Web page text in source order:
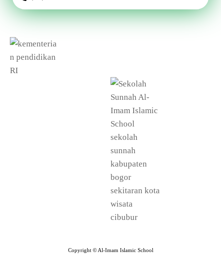
Copyright © Al-Imam Islamic School